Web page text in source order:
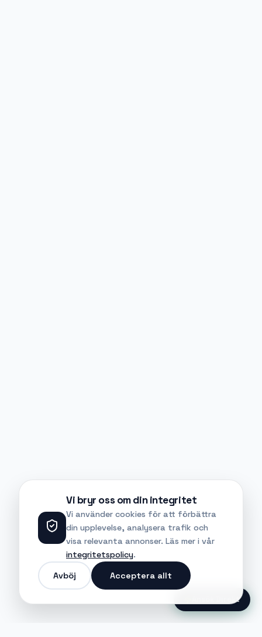
Ansök Direkt
Vi bryr oss om din integritet
Vi använder cookies för att förbättra
din upplevelse, analysera trafik och
visa relevanta annonser. Läs mer i vår
integritetspolicy.
Avböj
Acceptera allt